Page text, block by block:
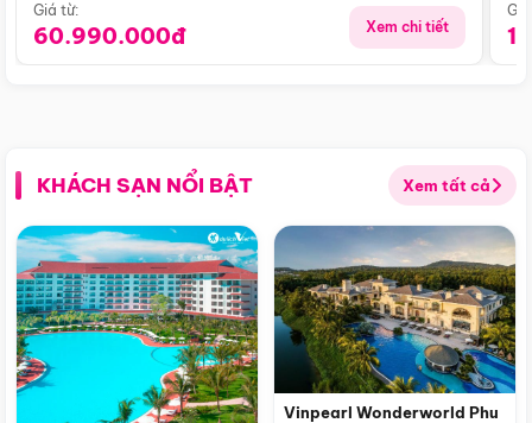
Giá từ:
60.990.000đ Xem chi tiết
KHÁCH SẠN NỔI BẬT Xem tất cả
Vinpearl Wonderworld Phu